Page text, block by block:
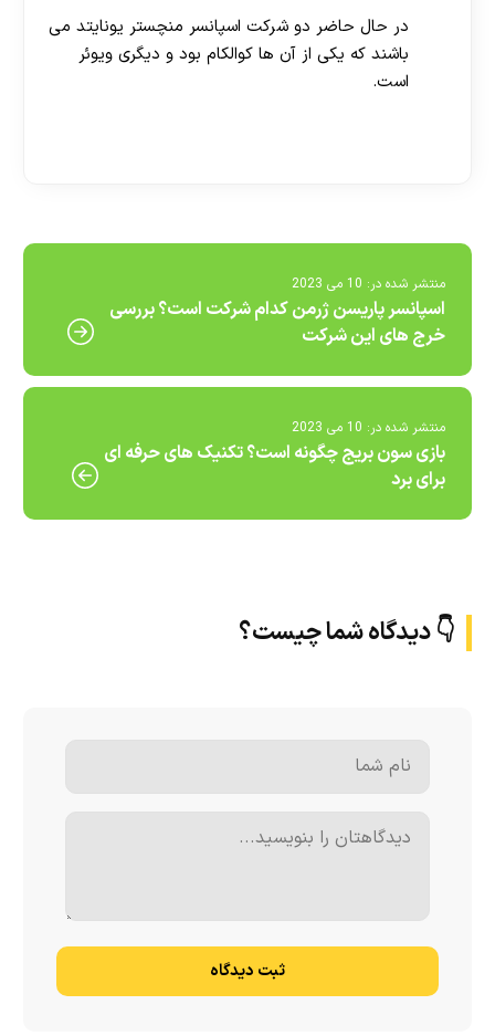
در حال حاضر دو شرکت اسپانسر منچستر یونایتد می
باشند که یکی از آن ها کوالکام بود و دیگری ویوئر
است.
منتشر شده در: 10 می 2023
اسپانسر پاریسن ژرمن کدام شرکت است؟ بررسی
خرج های این شرکت
منتشر شده در: 10 می 2023
بازی سون بریج چگونه است؟ تکنیک های حرفه ای
برای برد
👇 دیدگاه شما چیست؟
ثبت دیدگاه